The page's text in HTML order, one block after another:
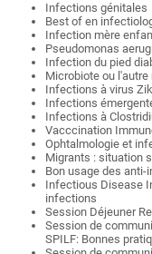
Infections génitales
Best of en
Infection mère
Pseudomonas
Infection du pied
Microbiote ou
Infections à virus
Infections
Infections à
Vacccination
Ophtalmologie et
Migrants : situation
Bon usage des
Infectious Disease
infections
Session Déjeuner
Session de
SPILF: Bonnes